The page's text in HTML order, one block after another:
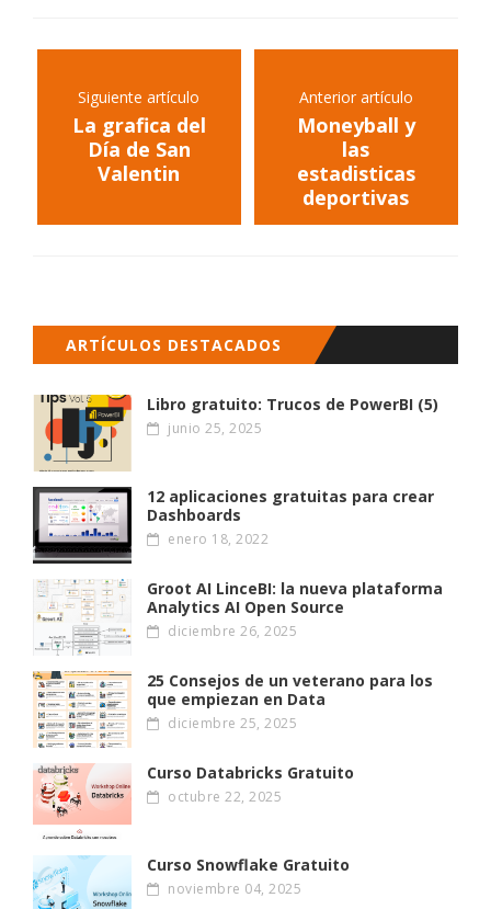
Siguiente artículo
La grafica del
Día de San
Valentin
Anterior artículo
Moneyball y
las
estadisticas
deportivas
ARTÍCULOS DESTACADOS
Libro gratuito: Trucos de PowerBI (5)
junio 25, 2025
12 aplicaciones gratuitas para crear
Dashboards
enero 18, 2022
Groot AI LinceBI: la nueva plataforma
Analytics AI Open Source
diciembre 26, 2025
25 Consejos de un veterano para los
que empiezan en Data
diciembre 25, 2025
Curso Databricks Gratuito
octubre 22, 2025
Curso Snowflake Gratuito
noviembre 04, 2025